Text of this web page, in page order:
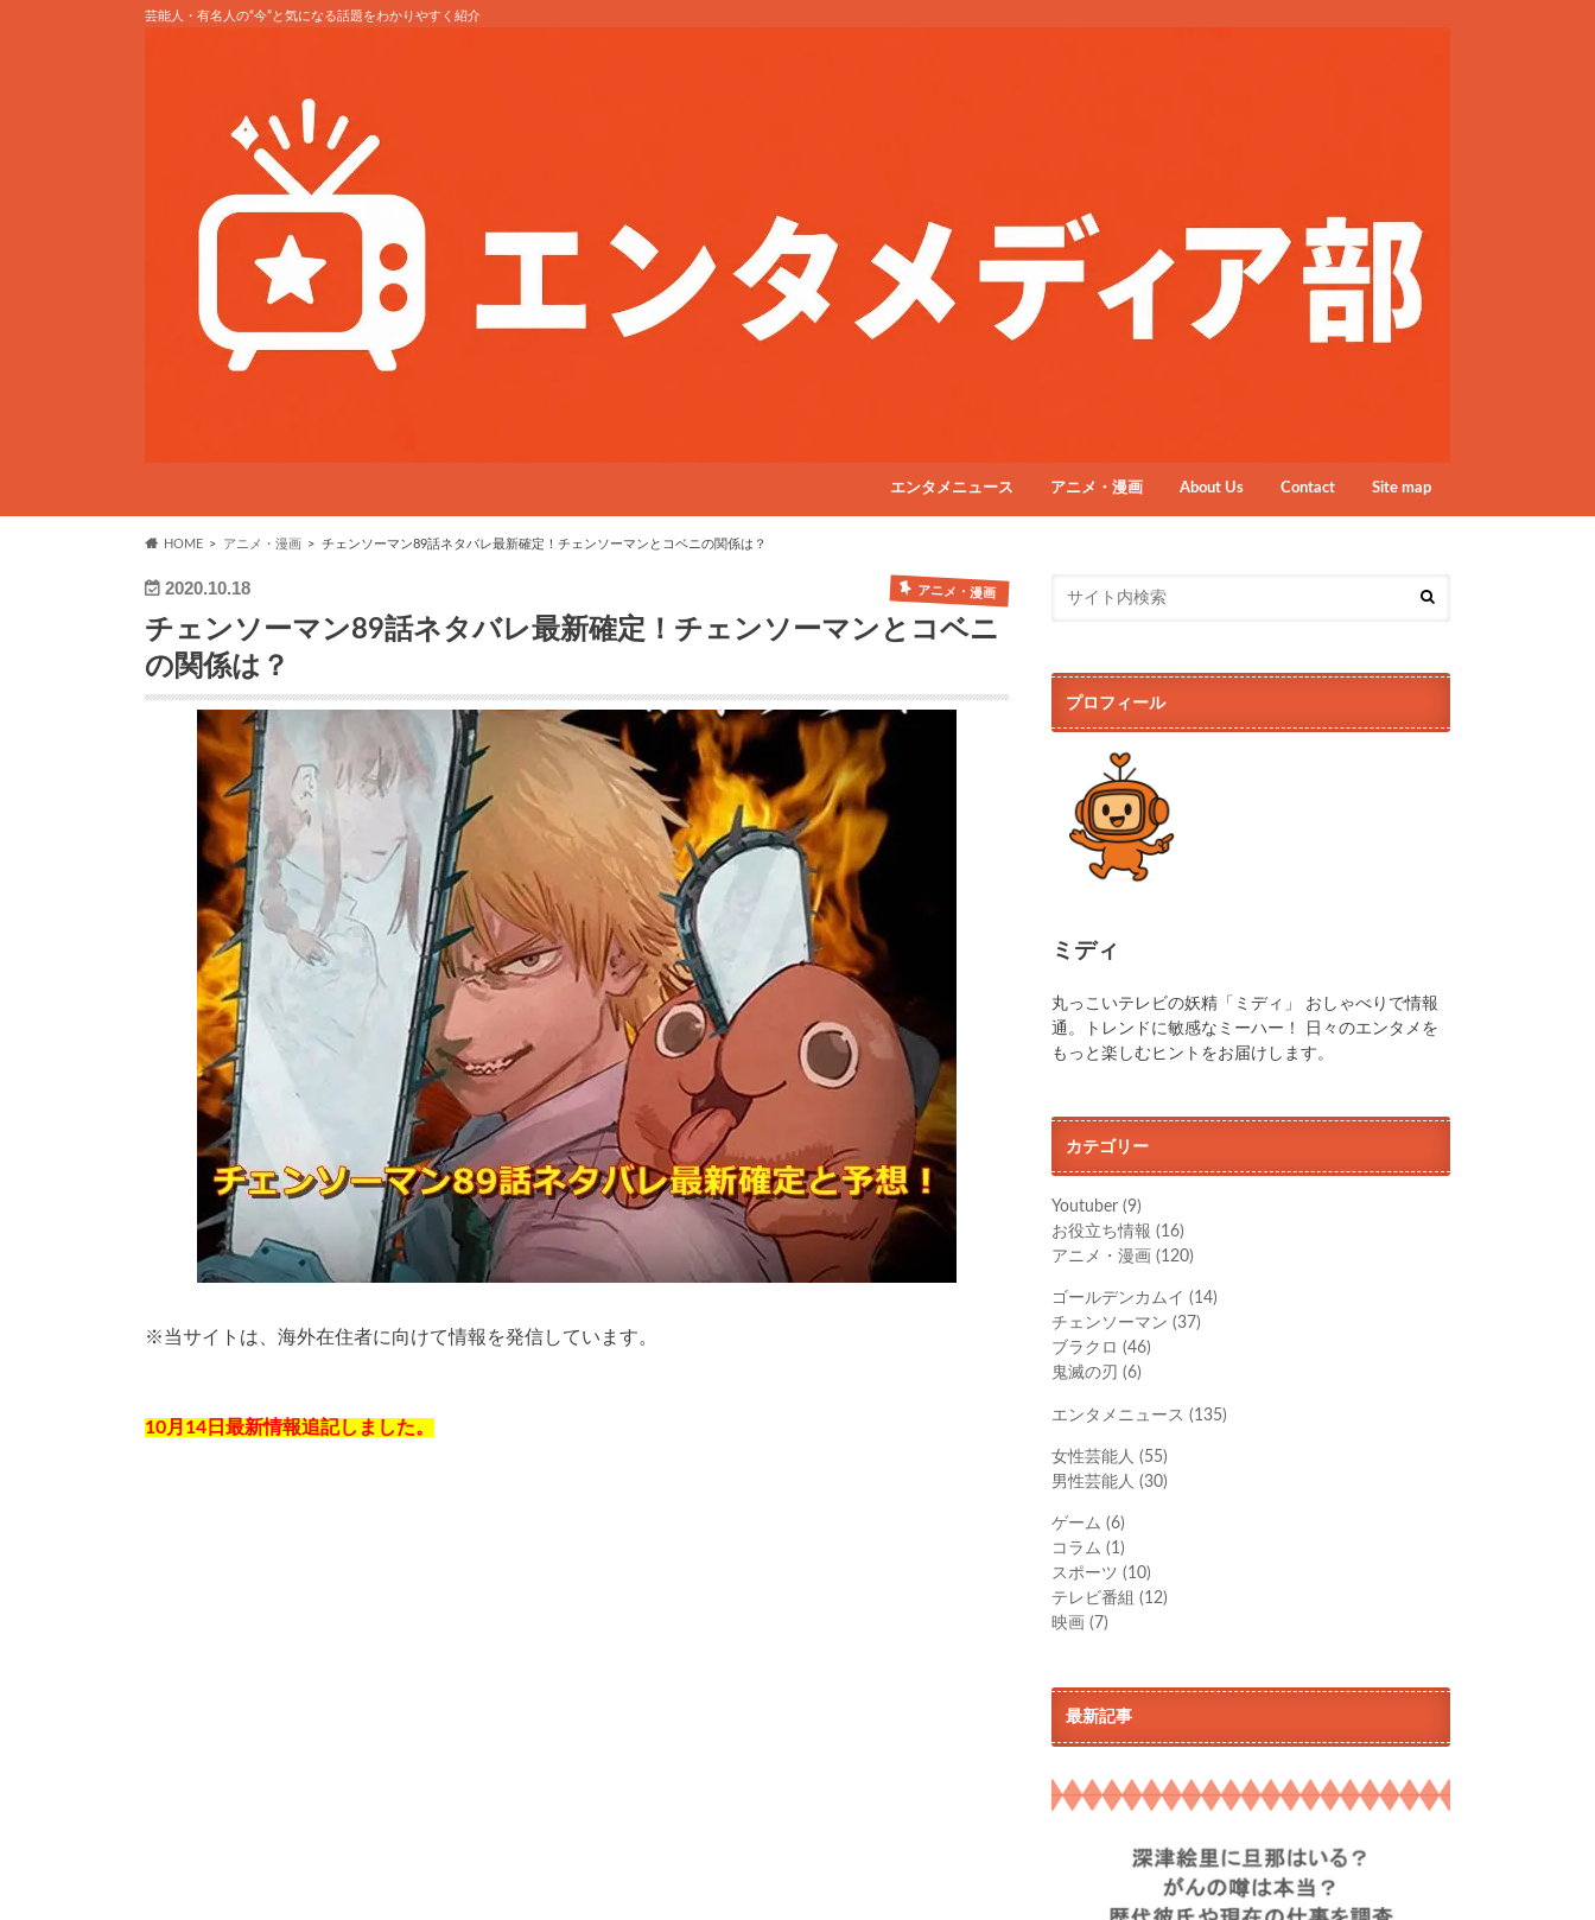
芸能人・有名人の“今”と気になる話題をわかりやすく紹介
エンタメニュース アニメ・漫画 About Us Contact Site map
HOME アニメ・漫画 チェンソーマン89話ネタバレ最新確定！チェンソーマンとコベニの関係は？
2020.10.18 アニメ・漫画
チェンソーマン89話ネタバレ最新確定！チェンソーマンとコベニ
の関係は？
※当サイトは、海外在住者に向けて情報を発信しています。
10月14日最新情報追記しました。
プロフィール
ミディ
丸っこいテレビの妖精「ミディ」 おしゃべりで情報
通。トレンドに敏感なミーハー！ 日々のエンタメを
もっと楽しむヒントをお届けします。
カテゴリー
Youtuber (9)
お役立ち情報 (16)
アニメ・漫画 (120)
ゴールデンカムイ (14)
チェンソーマン (37)
ブラクロ (46)
鬼滅の刃 (6)
エンタメニュース (135)
女性芸能人 (55)
男性芸能人 (30)
ゲーム (6)
コラム (1)
スポーツ (10)
テレビ番組 (12)
映画 (7)
最新記事